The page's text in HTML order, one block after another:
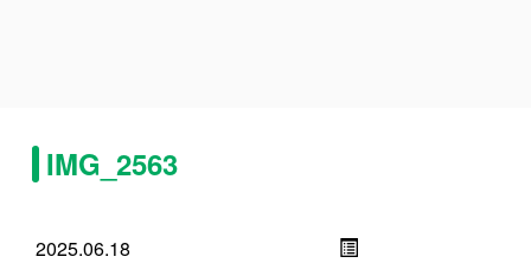
IMG_2563
2025.06.18